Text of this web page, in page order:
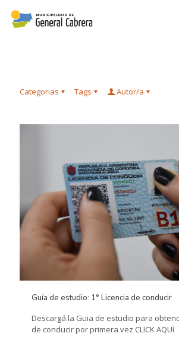
Categorias Tags Autor/a
Guía de estudio: 1° Licencia de conducir
Descargá la Guia de estudio para
de conducir por primera vez CLICK AQUí